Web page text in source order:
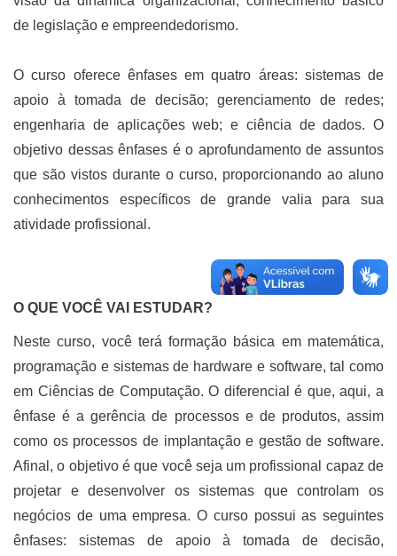
de legislação e empreendedorismo.
O curso oferece ênfases em quatro áreas: sistemas de
apoio à tomada de decisão; gerenciamento de redes;
engenharia de aplicações web; e ciência de dados. O
objetivo dessas ênfases é o aprofundamento de assuntos
que são vistos durante o curso, proporcionando ao aluno
conhecimentos específicos de grande valia para sua
atividade profissional.
O QUE VOCÊ VAI ESTUDAR?
Neste curso, você terá formação básica em matemática,
programação e sistemas de hardware e software, tal como
em Ciências de Computação. O diferencial é que, aqui, a
ênfase é a gerência de processos e de produtos, assim
como os processos de implantação e gestão de software.
Afinal, o objetivo é que você seja um profissional capaz de
projetar e desenvolver os sistemas que controlam os
negócios de uma empresa. O curso possui as seguintes
ênfases: sistemas de apoio à tomada de decisão,